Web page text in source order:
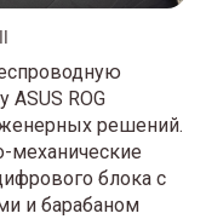
ROG
решений.
механические
блока с
и барабаном